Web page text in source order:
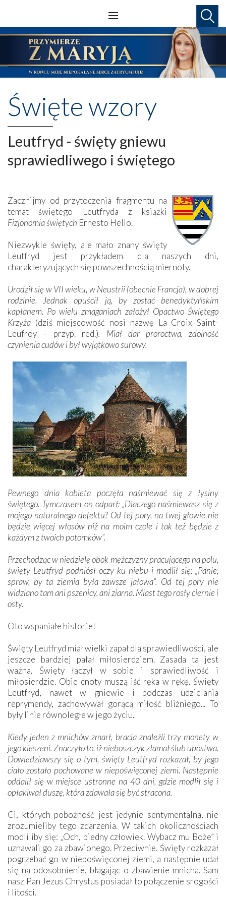
Święte wzory
Leutfryd - święty gniewu
sprawiedliwego i świętego
Zacznijmy od przytoczenia fragmentu na
temat świętego Leutfryda z książki
Fizjonomia świętych Ernesto Hello.
Niezwykle święty, ale mało znany święty
Leutfryd jest przykładem dla naszych dni,
charakteryzujących się powszechnością miernoty.
Urodził się w VII wieku, w Neustrii (obecnie Francja), w dobrej
rodzinie. Jednak opuścił ją, by zostać benedyktyńskim
kapłanem. Po wielu zmaganiach założył Opactwo Świętego
Krzyża (dziś miejscowość nosi nazwę La Croix Saint-
Leufroy – przyp. red.). Miał dar proroctwa, zdolność
czynienia cudów i był wyjątkowo surowy.
Pewnego dnia kobieta poczęła naśmiewać się z łysiny
świętego. Tymczasem on odparł: „Dlaczego naśmiewasz się z
mojego naturalnego defektu? Od tej pory, na twej głowie nie
będzie więcej włosów niż na moim czole i tak też będzie z
każdym z twoich potomków”.
Przechodząc w niedzielę obok mężczyzny pracującego na polu,
święty Leutfryd podniósł oczy ku niebu i modlił się: „Panie,
spraw, by ta ziemia była zawsze jałowa”. Od tej pory nie
widziano tam ani pszenicy, ani ziarna. Miast tego rosły ciernie i
osty.
Oto wspaniałe historie!
Święty Leutfryd miał wielki zapał dla sprawiedliwości, ale
jeszcze bardziej pałał miłosierdziem. Zasada ta jest
ważna. Święty łączył w sobie i sprawiedliwość i
miłosierdzie. Obie cnoty muszą iść ręka w rękę. Święty
Leutfryd, nawet w gniewie i podczas udzielania
reprymendy, zachowywał gorącą miłość bliźniego... To
były linie równoległe w jego życiu.
Kiedy jeden z mnichów zmarł, bracia znaleźli trzy monety w
jego kieszeni. Znaczyło to, iż nieboszczyk złamał ślub ubóstwa.
Dowiedziawszy się o tym, święty Leutfryd rozkazał, by jego
ciało zostało pochowane w niepoświęconej ziemi. Następnie
oddalił się w miejsce ustronne na 40 dni, gdzie modlił się i
opłakiwał duszę, która zdawała się być stracona.
Ci, których pobożność jest jedynie sentymentalna, nie
zrozumieliby tego zdarzenia. W takich okolicznościach
modliliby się: „Och, biedny człowiek. Wybacz mu Boże” i
uznawali go za zbawionego. Przeciwnie. Święty rozkazał
pogrzebać go w niepoświęconej ziemi, a następnie udał
się na odosobnienie, błagając o zbawienie mnicha. Sam
nasz Pan Jezus Chrystus posiadał to połączenie srogości
i litości.